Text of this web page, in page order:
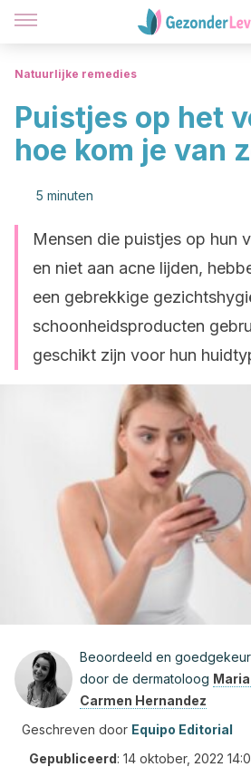
Natuurlijke remedies
Puistjes op het
hoe kom je van
5 minuten
Mensen die puistjes op hun
en niet aan acne lijden,
een gebrekkige
schoonheidsproducten
geschikt zijn voor hun
Beoordeeld en
door de dermatoloog
Carmen Hernandez
Geschreven door Equipo Editorial
Gepubliceerd: 14 oktober, 2022